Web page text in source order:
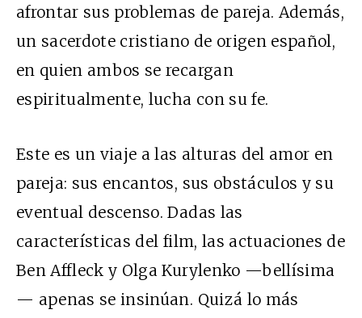
afrontar sus problemas de pareja. Además,
un sacerdote cristiano de origen español,
en quien ambos se recargan
espiritualmente, lucha con su fe.
Este es un viaje a las alturas del amor en
pareja: sus encantos, sus obstáculos y su
eventual descenso. Dadas las
características del film, las actuaciones de
Ben Affleck y Olga Kurylenko —bellísima
— apenas se insinúan. Quizá lo más